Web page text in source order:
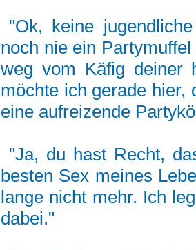
"Ok, keine
noch nie ein
weg vom Käfig deiner
möchte ich gerade hier,
eine aufreizende
"Ja, du hast Recht,
besten Sex meines
lange nicht mehr. Ich
dabei."